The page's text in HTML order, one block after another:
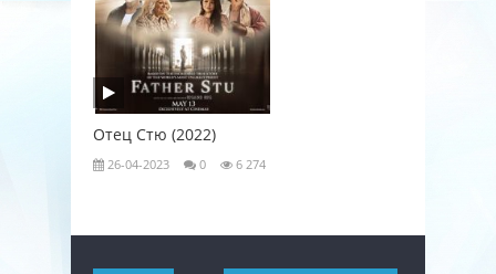
Отец Стю (2022)
26-04-2023 0 6 274